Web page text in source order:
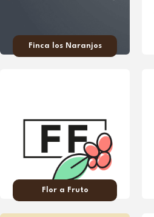
Finca los Naranjos
Flor a Fruto